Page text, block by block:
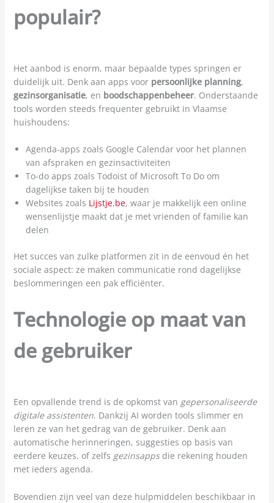
populair?
Het aanbod is enorm, maar bepaalde types springen er
duidelijk uit. Denk aan apps voor persoonlijke planning,
gezinsorganisatie, en boodschappenbeheer. Onderstaande
tools worden steeds frequenter gebruikt in Vlaamse
huishoudens:
Agenda-apps zoals Google Calendar voor het plannen
van afspraken en gezinsactiviteiten
To-do apps zoals Todoist of Microsoft To Do om
dagelijkse taken bij te houden
Websites zoals Lijstje.be, waar je makkelijk een online
wensenlijstje maakt dat je met vrienden of familie kan
delen
Het succes van zulke platformen zit in de eenvoud én het
sociale aspect: ze maken communicatie rond dagelijkse
beslommeringen een pak efficiënter.
Technologie op maat van
de gebruiker
Een opvallende trend is de opkomst van gepersonaliseerde
digitale assistenten. Dankzij AI worden tools slimmer en
leren ze van het gedrag van de gebruiker. Denk aan
automatische herinneringen, suggesties op basis van
eerdere keuzes, of zelfs gezinsappsdie rekening houden
met ieders agenda.
Bovendien zijn veel van deze hulpmiddelen beschikbaar in